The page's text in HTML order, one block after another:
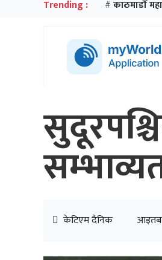
Trending : # काठमाडौँ
केटिएम दैनिक